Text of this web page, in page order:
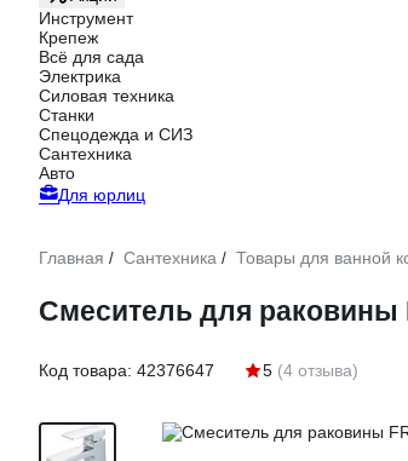
Инструмент
Крепеж
Всё для сада
Электрика
Силовая техника
Станки
Спецодежда и СИЗ
Сантехника
Авто
Для юрлиц
Главная / Сантехника / Товары для ванной
Смеситель для раковины
Код товара: 42376647 5 (4 отзыва)